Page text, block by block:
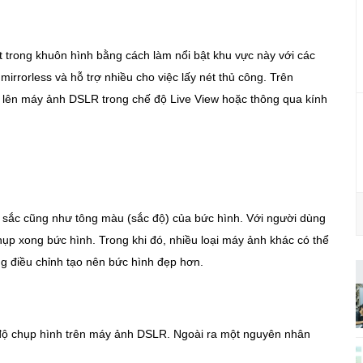
khuôn hình bằng cách làm nổi bật khu vực này với các
và hỗ trợ nhiều cho việc lấy nét thủ công. Trên
máy ảnh DSLR trong chế độ Live View hoặc thông qua kính
cũng như tông màu (sắc độ) của bức hình. Với người dùng
xong bức hình. Trong khi đó, nhiều loại máy ảnh khác có thể
điều chỉnh tạo nên bức hình đẹp hơn.
chụp hình trên máy ảnh DSLR. Ngoài ra một nguyên nhân